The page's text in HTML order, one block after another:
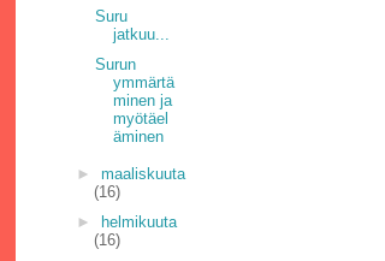
Suru
jatkuu...
Surun
ymmärtä
minen ja
myötäel
äminen
► maaliskuuta
(16)
► helmikuuta
(16)